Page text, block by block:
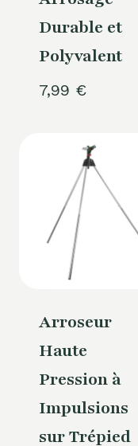
Durable et
Polyvalent
7,99 €
Arroseur
Haute
Pression à
Impulsions
sur Trépied